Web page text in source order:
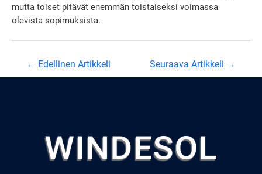
mutta toiset pitävät enemmän toistaiseksi voimassa
olevista sopimuksista.
Artikkelien
← Edellinen Artikkeli Seuraava Artikkeli →